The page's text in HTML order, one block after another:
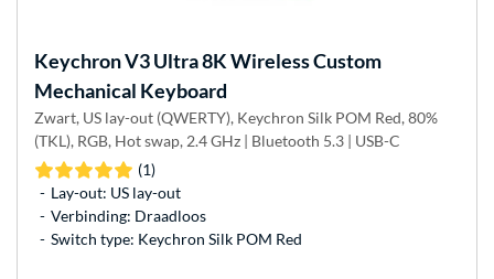
KeychronV3 Ultra 8K Wireless Custom
Mechanical Keyboard
Zwart, US lay-out (QWERTY), Keychron Silk POM Red, 80%
(TKL), RGB, Hot swap, 2.4 GHz | Bluetooth 5.3 | USB-C
(1)
Lay-out: US lay-out
Verbinding: Draadloos
Switch type: Keychron Silk POM Red